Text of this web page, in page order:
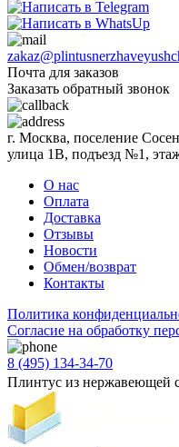
Почта для заказов
Заказать обратный звонок
г. Москва, поселение
улица 1В, подъезд №1,
О нас
Оплата
Доставка
Отзывы
Новости
Обмен/возврат
Контакты
Политика
Согласиe на обработку
8 (495) 134-34-70
Плинтус из нержавеющей